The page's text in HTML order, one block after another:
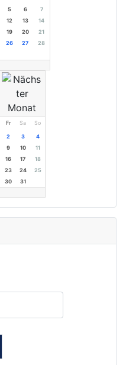
5 6
7
12 13
14
19 20
21
26 27
28
Fr Sa So
2 3
4
9 10
11
16 17
18
23 24
25
30 31